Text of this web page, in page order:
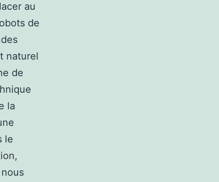
au
de
naturel
de
la
le